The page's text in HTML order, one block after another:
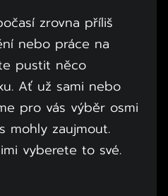
zrovna příliš
nebo práce na
pustit něco
Ať už sami nebo
pro vás výběr osmi
mohly zaujmout.
vyberete to své.